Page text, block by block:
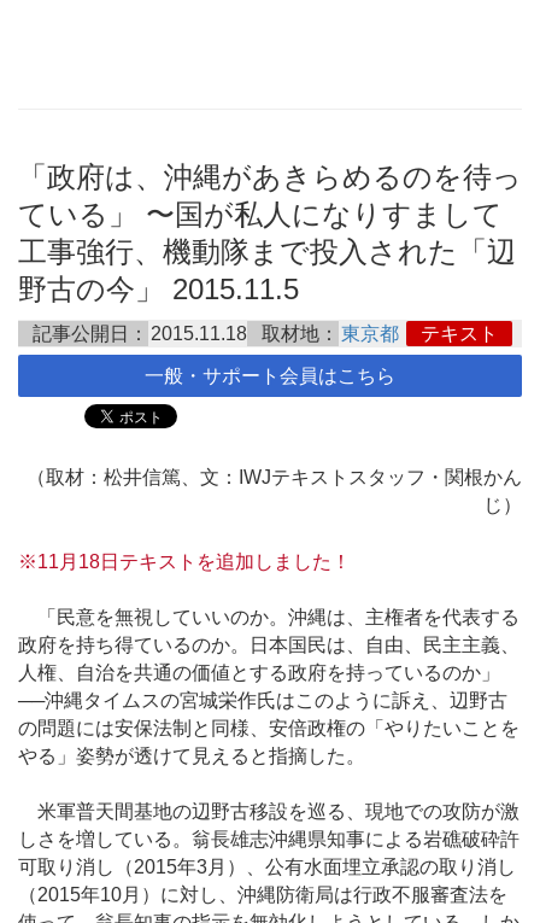
「政府は、沖縄があきらめるのを待っ
ている」 〜国が私人になりすまして
工事強行、機動隊まで投入された「辺
野古の今」 2015.11.5
記事公開日： 2015.11.18 取材地： 東京都 テキスト
一般・サポート会員はこちら
（取材：松井信篤、文：IWJテキストスタッフ・関根かん
じ）
※11月18日テキストを追加しました！
「民意を無視していいのか。沖縄は、主権者を代表する
政府を持ち得ているのか。日本国民は、自由、民主主義、
人権、自治を共通の価値とする政府を持っているのか」
──沖縄タイムスの宮城栄作氏はこのように訴え、辺野古
の問題には安保法制と同様、安倍政権の「やりたいことを
やる」姿勢が透けて見えると指摘した。
米軍普天間基地の辺野古移設を巡る、現地での攻防が激
しさを増している。翁長雄志沖縄県知事による岩礁破砕許
可取り消し（2015年3月）、公有水面埋立承認の取り消し
（2015年10月）に対し、沖縄防衛局は行政不服審査法を